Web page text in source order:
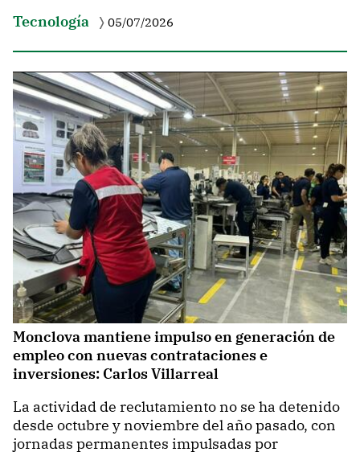
Tecnología
05/07/2026
Monclova mantiene impulso en generación de
empleo con nuevas contrataciones e
inversiones: Carlos Villarreal
La actividad de reclutamiento no se ha detenido
desde octubre y noviembre del año pasado, con
jornadas permanentes impulsadas por